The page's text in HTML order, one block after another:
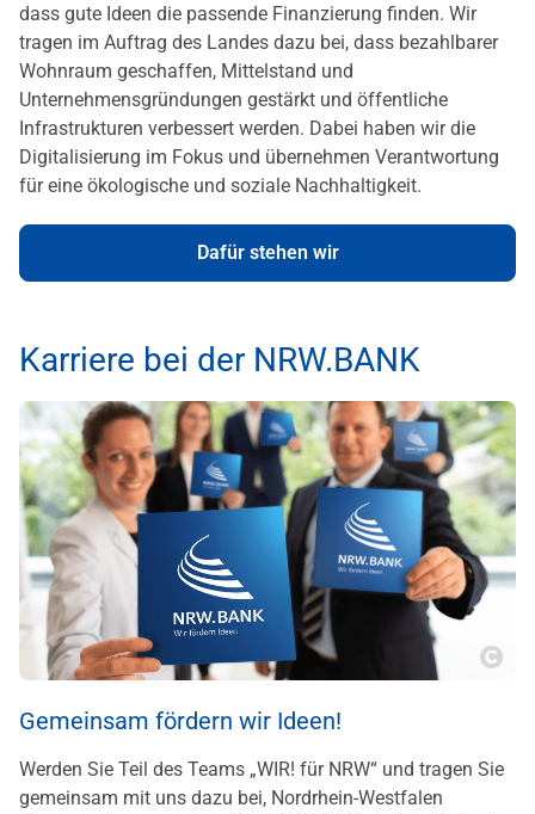
dass gute Ideen die passende Finanzierung finden. Wir
tragen im Auftrag des Landes dazu bei, dass bezahlbarer
Wohnraum geschaffen, Mittelstand und
Unternehmensgründungen gestärkt und öffentliche
Infrastrukturen verbessert werden. Dabei haben wir die
Digitalisierung im Fokus und übernehmen Verantwortung
für eine ökologische und soziale Nachhaltigkeit.
Dafür stehen wir
Karriere bei der NRW.BANK
Gemeinsam fördern wir Ideen!
Werden Sie Teil des Teams „WIR! für NRW“ und tragen Sie
gemeinsam mit uns dazu bei, Nordrhein-Westfalen